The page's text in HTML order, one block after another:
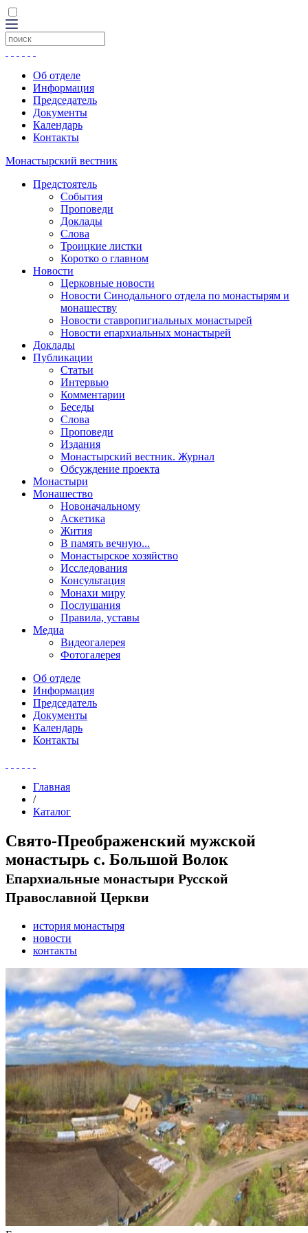
Об отделе
Информация
Председатель
Документы
Календарь
Контакты
Монастырский вестник
Предстоятель
События
Проповеди
Доклады
Слова
Троицкие листки
Коротко о главном
Новости
Церковные новости
Новости Синодального отдела по монастырям и
монашеству
Новости ставропигиальных монастырей
Новости епархиальных монастырей
Доклады
Публикации
Статьи
Интервью
Комментарии
Беседы
Слова
Проповеди
Издания
Монастырский вестник. Журнал
Обсуждение проекта
Монастыри
Монашество
Новоначальному
Аскетика
Жития
В память вечную...
Монастырское хозяйство
Исследования
Консультация
Монахи миру
Послушания
Правила, уставы
Медиа
Видеогалерея
Фотогалерея
Об отделе
Информация
Председатель
Документы
Календарь
Контакты
Главная
/
Каталог
Свято-Преображенский мужской
монастырь с. Большой Волок
Епархиальные монастыри Русской
Православной Церкви
история монастыря
новости
контакты